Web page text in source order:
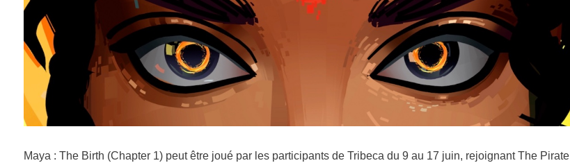
Maya : The Birth (Chapter 1) peut être joué par les participants de Tribeca du 9 au 17 juin, rejoignant The Pirate